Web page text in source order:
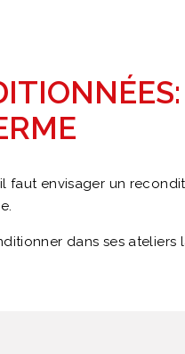
faut envisager un
dans ses